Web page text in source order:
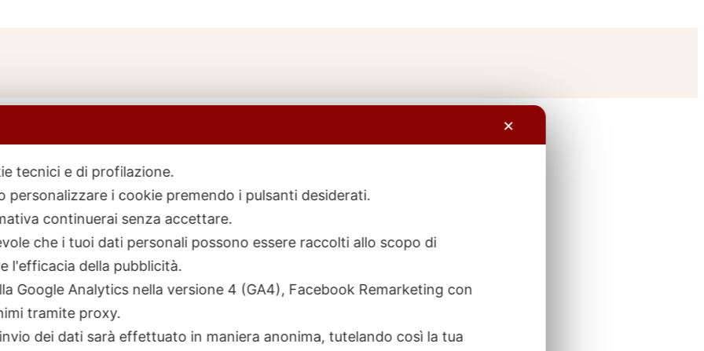
✕
tecnici e di profilazione.
personalizzare i cookie premendo i pulsanti desiderati.
continuerai senza accettare.
che i tuoi dati personali possono essere raccolti allo scopo di
l'efficacia della pubblicità.
Google Analytics nella versione 4 (GA4), Facebook Remarketing con
tramite proxy.
dei dati sarà effettuato in maniera anonima, tutelando così la tua